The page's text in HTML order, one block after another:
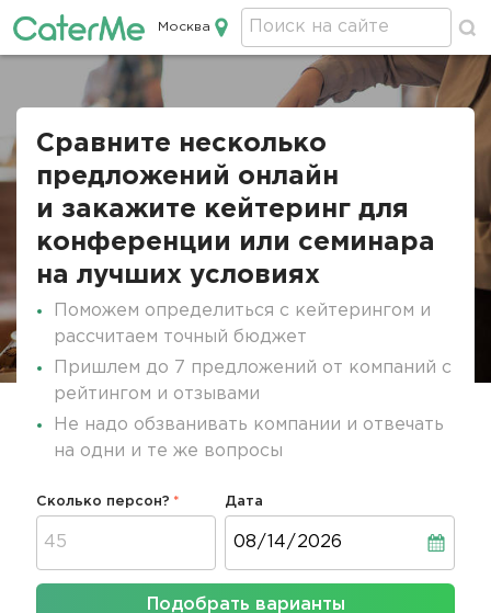
Кейтеринг в Москве
Москва
Сравните несколько
предложений онлайн
и закажите кейтеринг для
конференции или семинара
на лучших условиях
Поможем определиться с кейтерингом и
рассчитаем точный бюджет
Пришлем до 7 предложений от компаний с
рейтингом и отзывами
Не надо обзванивать компании и отвечать
на одни и те же вопросы
Сколько персон? Дата
Подобрать варианты